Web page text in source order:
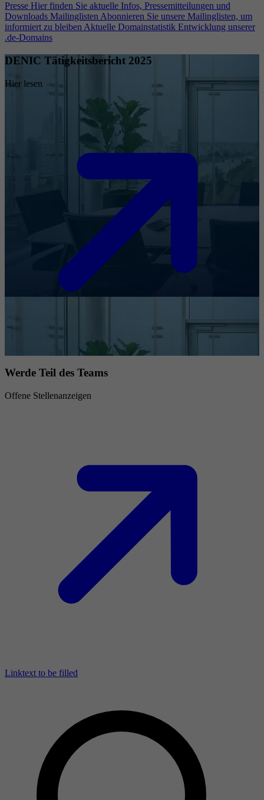
Presse Hier finden Sie aktuelle Infos, Pressemitteilungen und
Downloads Mailinglisten Abonnieren Sie unsere Mailinglisten, um
informiert zu bleiben Aktuelle Domainstatistik Entwicklung unserer
.de-Domains
DENIC Tätigkeitsbericht 2025
Hier lesen
Werde Teil des Teams
Offene Stellenanzeigen
Linktext to be filled